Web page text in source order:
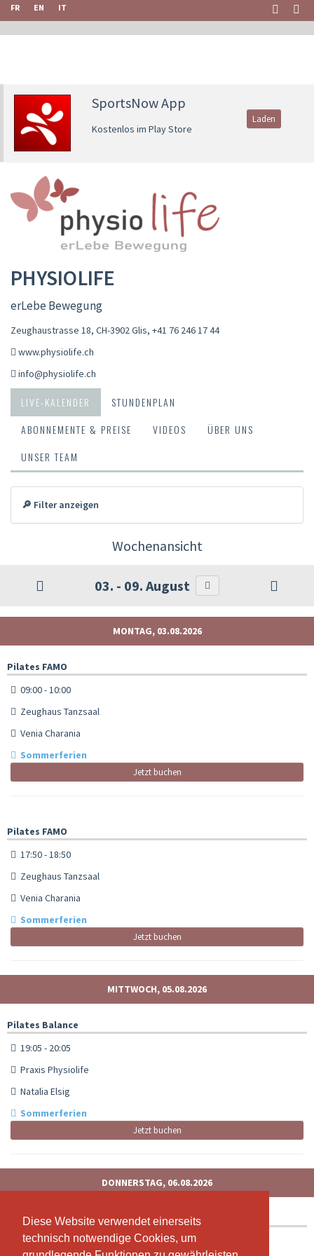
Diese Website verwendet einerseits
technisch notwendige Cookies, um
Diese Website verwendet einerseits
technisch notwendige Cookies, um
FR EN IT
SportsNow App
Kostenlos im Play Store
Laden
PHYSIOLIFE
erLebe Bewegung
Zeughaustrasse 18, CH-3902 Glis, +41 76 246 17 44
www.physiolife.ch
info@physiolife.ch
LIVE-KALENDER
STUNDENPLAN
ABONNEMENTE & PREISE
VIDEOS
ÜBER UNS
UNSER TEAM
🔎 Filter anzeigen
Wochenansicht
03. - 09. August
MONTAG, 03.08.2026
Pilates FAMO
09:00 - 10:00
Zeughaus Tanzsaal
Venia Charania
Sommerferien
Jetzt buchen
Pilates FAMO
17:50 - 18:50
Zeughaus Tanzsaal
Venia Charania
Sommerferien
Jetzt buchen
MITTWOCH, 05.08.2026
Pilates Balance
19:05 - 20:05
Praxis Physiolife
Natalia Elsig
Sommerferien
Jetzt buchen
DONNERSTAG, 06.08.2026
Zumba Fitness
19:00 - 20:00